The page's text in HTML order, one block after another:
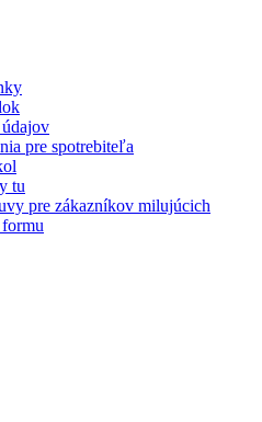
pre spotrebiteľa
tu
pre zákazníkov milujúcich